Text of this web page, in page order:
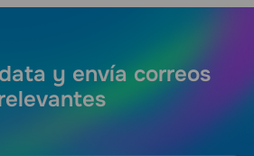
y envía correos